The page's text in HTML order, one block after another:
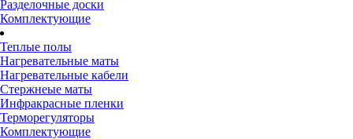
Разделочные доски
Комплектующие
Теплые полы
Нагревательные маты
Нагревательные кабели
Стержнеые маты
Инфракрасные пленки
Терморегуляторы
Комплектующие